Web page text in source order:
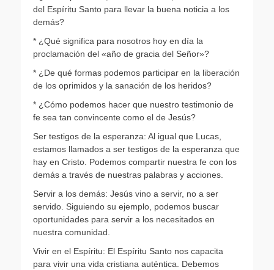
del Espíritu Santo para llevar la buena noticia a los
demás?
* ¿Qué significa para nosotros hoy en día la
proclamación del «año de gracia del Señor»?
* ¿De qué formas podemos participar en la liberación
de los oprimidos y la sanación de los heridos?
* ¿Cómo podemos hacer que nuestro testimonio de
fe sea tan convincente como el de Jesús?
Ser testigos de la esperanza: Al igual que Lucas,
estamos llamados a ser testigos de la esperanza que
hay en Cristo. Podemos compartir nuestra fe con los
demás a través de nuestras palabras y acciones.
Servir a los demás: Jesús vino a servir, no a ser
servido. Siguiendo su ejemplo, podemos buscar
oportunidades para servir a los necesitados en
nuestra comunidad.
Vivir en el Espíritu: El Espíritu Santo nos capacita
para vivir una vida cristiana auténtica. Debemos